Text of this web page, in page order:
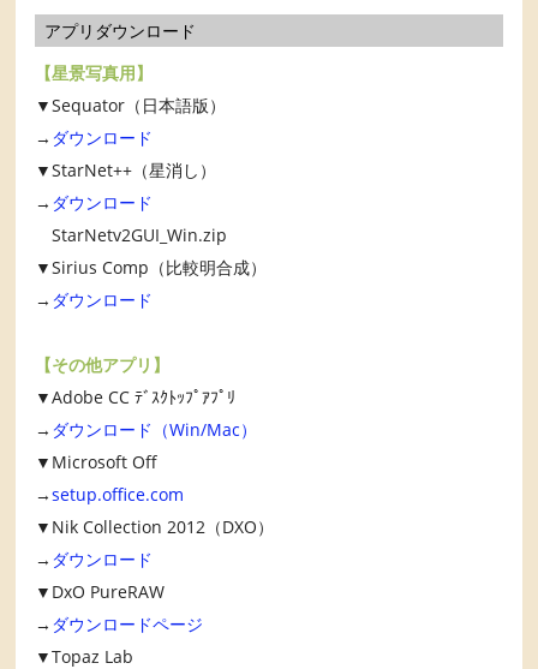
アプリダウンロード
【星景写真用】
▼Sequator（日本語版）
→ ダウンロード
▼StarNet++（星消し）
→ ダウンロード
StarNetv2GUI_Win.zip
▼Sirius Comp（比較明合成）
→ ダウンロード
【その他アプリ】
▼Adobe CC ﾃﾞｽｸﾄｯﾌﾟｱﾌﾟﾘ
→ ダウンロード（Win/Mac）
▼Microsoft Off
→setup.office.com
▼Nik Collection 2012（DXO）
→ ダウンロード
▼DxO PureRAW
→ ダウンロードページ
▼Topaz Lab